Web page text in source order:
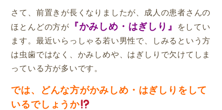
さて、前置きが長くなりましたが、成人の患者さんの
ほとんどの方が
『かみしめ・はぎしり』
をしてい
ます。最近いらっしゃる若い男性で、しみるという方
は虫歯ではなく、かみしめや、はぎしりで欠けてしま
っている方が多いです。
では、どんな方がかみしめ・はぎしりをして
いるでしょうか